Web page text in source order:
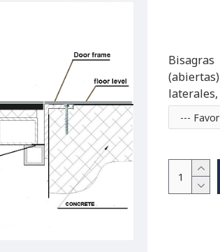
Bisagras
(abiertas)
laterales,